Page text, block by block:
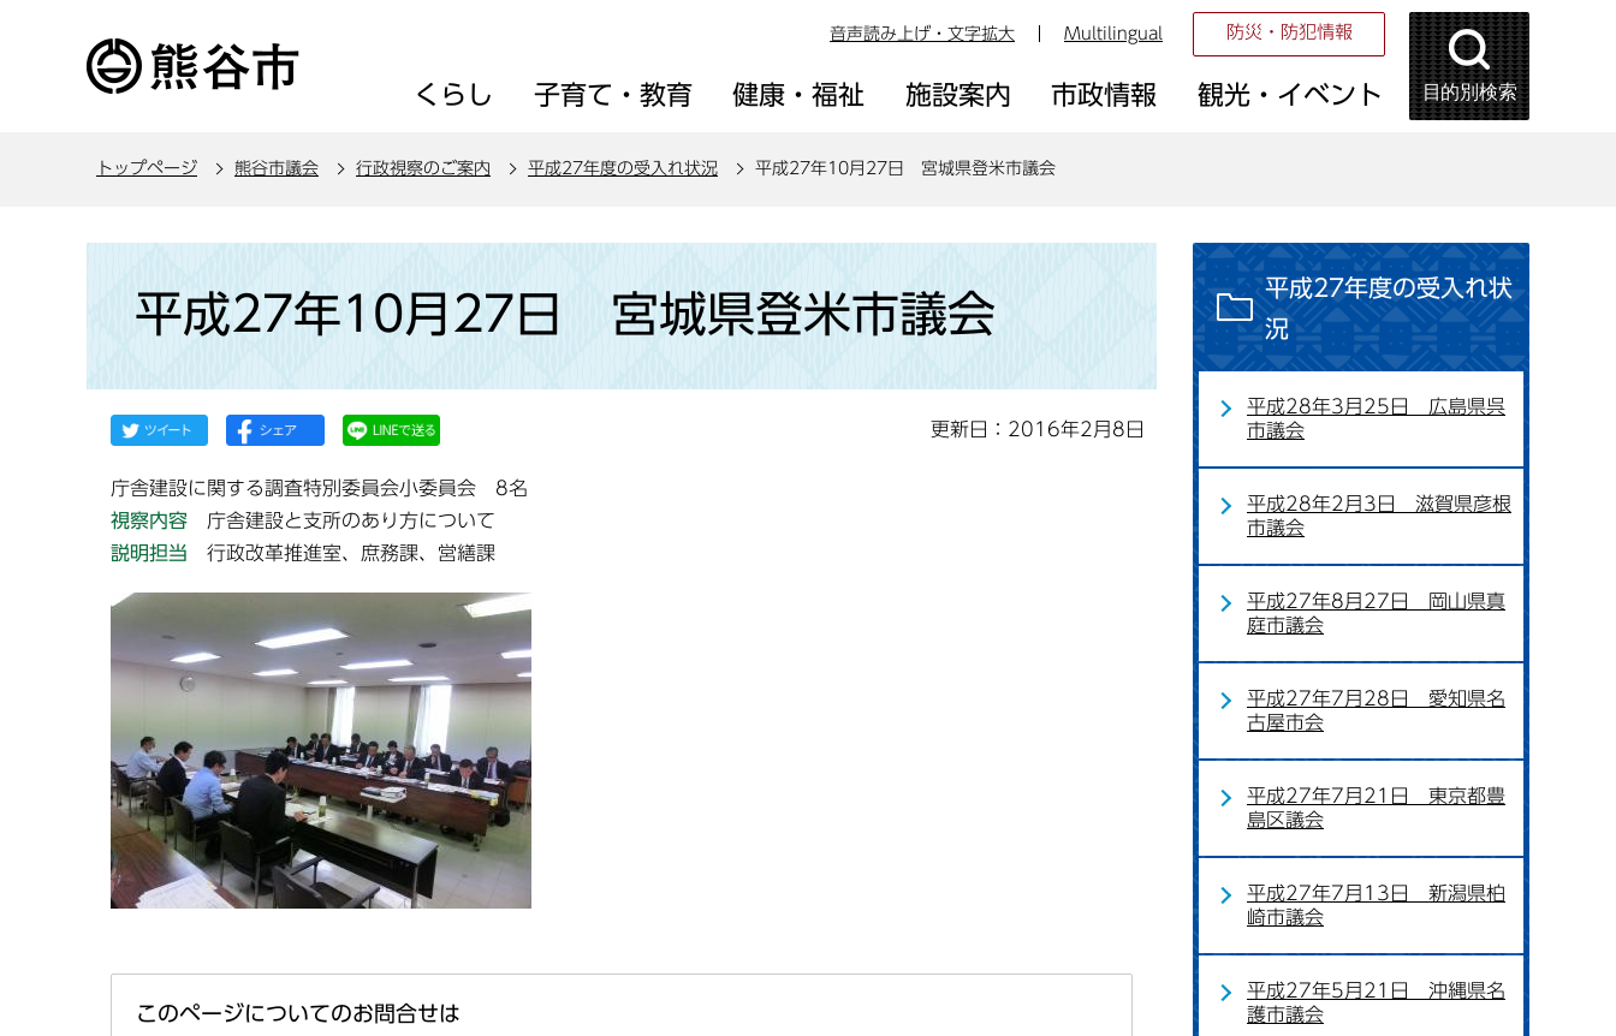
音声読み上げ・文字拡大 Multilingual 防災・防犯情報
くらし 子育て・教育 健康・福祉 施設案内 市政情報 観光・イベント 目的別検索
トップページ 熊谷市議会 行政視察のご案内 平成27年度の受入れ状況 平成27年10月27日 宮城県登米市議会
か
平成27年10月27日 宮城県登米市議会
更新日：2016年2月8日
庁舎建設に関する調査特別委員会小委員会 8名
視察内容 庁舎建設と支所のあり方について
説明担当 行政改革推進室、庶務課、営繕課
このページについてのお問合せは
平成27年度の受入れ状
況
平成28年3月25日 広島県呉
市議会
平成28年2月3日 滋賀県彦根
市議会
平成27年8月27日 岡山県真
庭市議会
平成27年7月28日 愛知県名
古屋市会
平成27年7月21日 東京都豊
島区議会
平成27年7月13日 新潟県柏
崎市議会
平成27年5月21日 沖縄県名
護市議会